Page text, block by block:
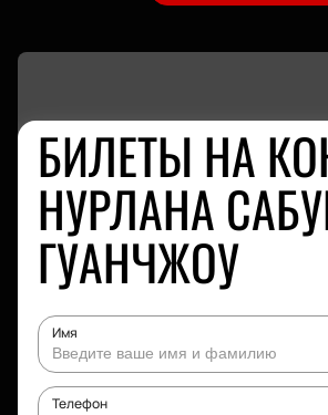
БИЛЕТЫ НА
НУРЛАНА
ГУАНЧЖОУ
Имя
Телефон